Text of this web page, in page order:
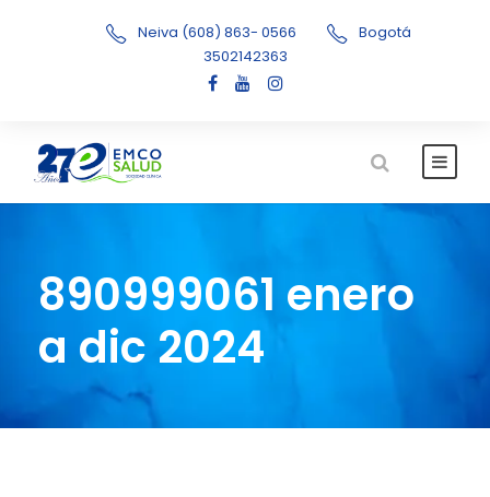
Neiva (608) 863- 0566
Bogotá
3502142363
890999061 enero
a dic 2024